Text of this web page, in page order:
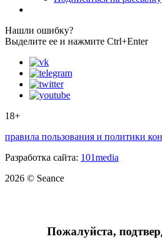
Нашли ошибку?
Выделите ее и нажмите Ctrl+Enter
18+
правила пользования и политики
Разработка сайта: 101media
2026 © Seance
Пожалуйста,